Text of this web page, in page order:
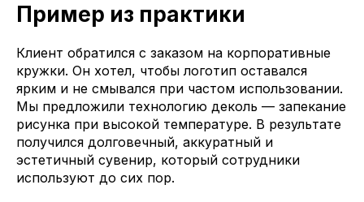
Пример из практики
Клиент обратился с заказом на корпоративные
кружки. Он хотел, чтобы логотип оставался
ярким и не смывался при частом использовании.
Мы предложили технологию деколь — запекание
рисунка при высокой температуре. В результате
получился долговечный, аккуратный и
эстетичный сувенир, который сотрудники
используют до сих пор.